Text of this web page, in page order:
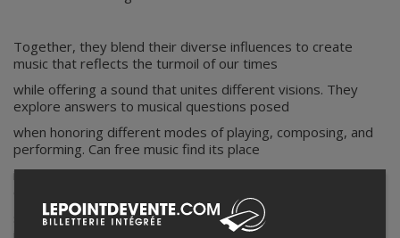
Together, they blend their diverse influences to create
music that reflects the turmoil of our times
while offering a sound that unites different visions. They
explore answers to musical questions posed
when honoring different modes of playing, composing, and
performing. Can free music find its place
in electronic music? Can drone-rock be transformed into
slow-burn drone music suitable for a rock venue? These